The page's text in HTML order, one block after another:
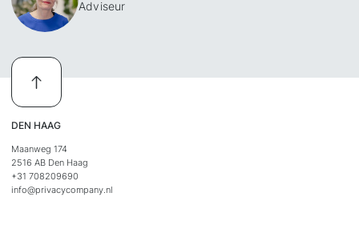
Adviseur
DEN HAAG
Maanweg 174
2516 AB Den Haag
+31 708209690
info@privacycompany.nl